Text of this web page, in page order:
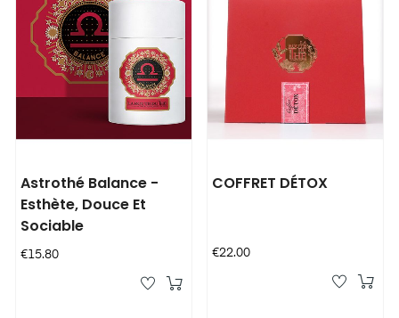
Astrothé Balance -
Esthète, Douce Et
Sociable
Price
€15.80
COFFRET DÉTOX
Price
€22.00